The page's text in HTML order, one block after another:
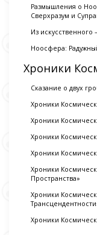
Размышления о
Сверхразум и
Из
Ноосфера:
Хроники
Сказание о двух
Хроники
Хроники
Хроники
Хроники
Хроники
Пространства»
Хроники
Хроники